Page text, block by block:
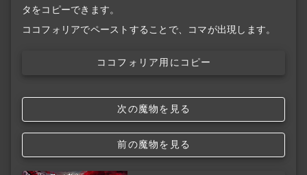
タをコピーできます。
ココフォリアでペーストすることで、コマが出現します。
ココフォリア用にコピー
次の魔物を見る
前の魔物を見る